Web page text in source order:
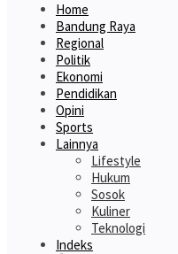
Home
Bandung Raya
Regional
Politik
Ekonomi
Pendidikan
Opini
Sports
Lainnya
Lifestyle
Hukum
Sosok
Kuliner
Teknologi
Indeks